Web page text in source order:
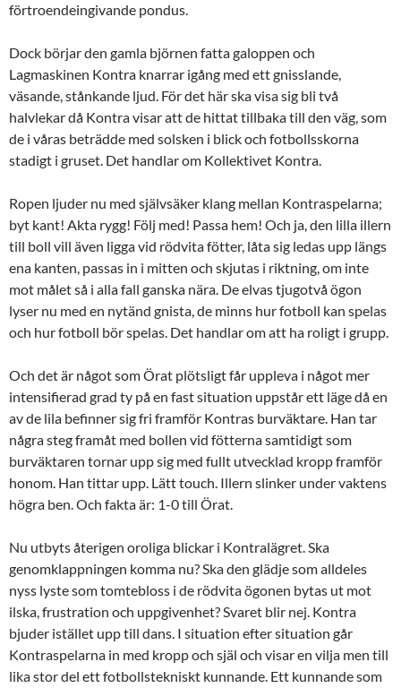
förtroendeingivande pondus.
Dock börjar den gamla björnen fatta galoppen och
Lagmaskinen Kontra knarrar igång med ett gnisslande,
väsande, stånkande ljud. För det här ska visa sig bli två
halvlekar då Kontra visar att de hittat tillbaka till den väg, som
de i våras beträdde med solsken i blick och fotbollsskorna
stadigt i gruset. Det handlar om Kollektivet Kontra.
Ropen ljuder nu med självsäker klang mellan Kontraspelarna;
byt kant! Akta rygg! Följ med! Passa hem! Och ja, den lilla illern
till boll vill även ligga vid rödvita fötter, låta sig ledas upp längs
ena kanten, passas in i mitten och skjutas i riktning, om inte
mot målet så i alla fall ganska nära. De elvas tjugotvå ögon
lyser nu med en nytänd gnista, de minns hur fotboll kan spelas
och hur fotboll bör spelas. Det handlar om att ha roligt i grupp.
Och det är något som Örat plötsligt får uppleva i något mer
intensifierad grad ty på en fast situation uppstår ett läge då en
av de lila befinner sig fri framför Kontras burväktare. Han tar
några steg framåt med bollen vid fötterna samtidigt som
burväktaren tornar upp sig med fullt utvecklad kropp framför
honom. Han tittar upp. Lätt touch. Illern slinker under vaktens
högra ben. Och fakta är: 1-0 till Örat.
Nu utbyts återigen oroliga blickar i Kontralägret. Ska
genomklappningen komma nu? Ska den glädje som alldeles
nyss lyste som tomtebloss i de rödvita ögonen bytas ut mot
ilska, frustration och uppgivenhet? Svaret blir nej. Kontra
bjuder istället upp till dans. I situation efter situation går
Kontraspelarna in med kropp och själ och visar en vilja men till
lika stor del ett fotbollstekniskt kunnande. Ett kunnande som